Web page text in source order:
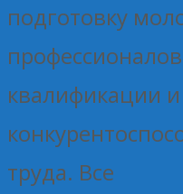
подготовку
квалификации и
труда. Все